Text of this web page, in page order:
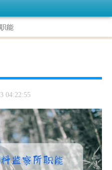
能
04:22:55